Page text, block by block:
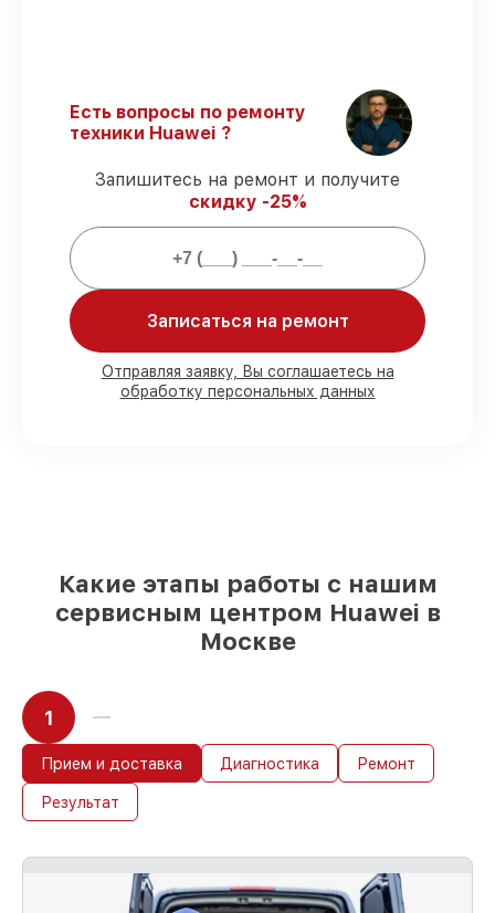
–
восстановление смарт-часов Watch Fit 2
выполняется строго в оговоренные
Подтвержденная гарантия–
предоставляем официальное
гарантийное сопровождение после
Мы гарантируем:
80%работ с возможностью наблюдения
90%комплектующих для смарт-часов на
мастер приступает к восстановлению
сразу
Есть вопросы по ремонту
техники Huawei ?
Запишитесь на ремонт и получите
скидку -25%
Записаться на ремонт
Отправляя заявку, Вы соглашаетесь на
обработку персональных данных
Какие этапы работы с нашим
сервисным центром Huawei в
Москве
1
Прием и доставка Диагностика Ремонт
Результат